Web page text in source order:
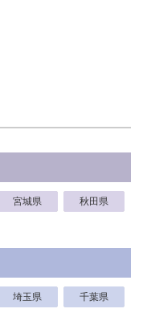
宮城県 秋田県
埼玉県 千葉県